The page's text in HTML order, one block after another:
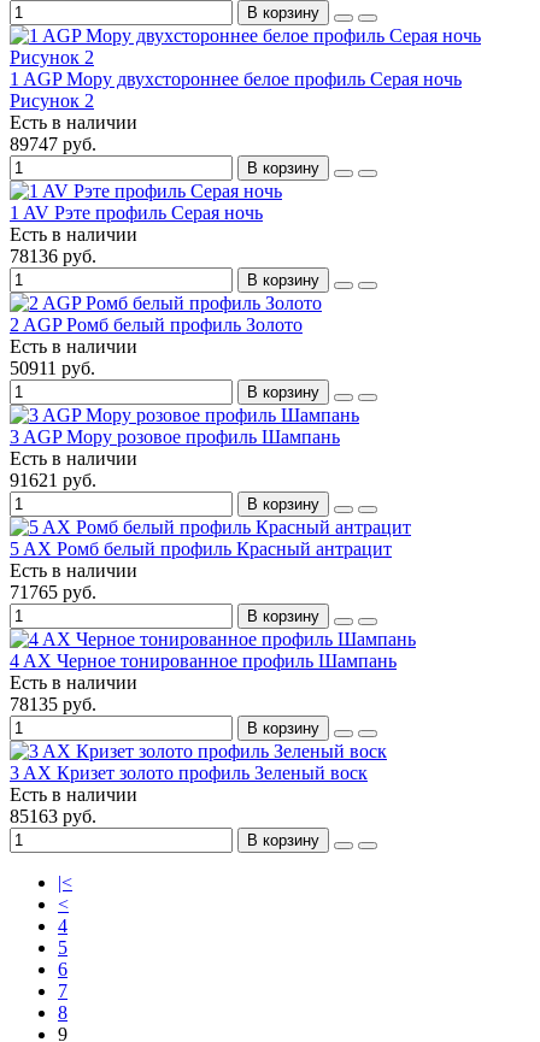
В корзину
1 AGP Мору двухстороннее белое профиль Серая ночь
Рисунок 2
Есть в наличии
89747 руб.
В корзину
1 AV Рэте профиль Серая ночь
Есть в наличии
78136 руб.
В корзину
2 AGP Ромб белый профиль Золото
Есть в наличии
50911 руб.
В корзину
3 AGP Мору розовое профиль Шампань
Есть в наличии
91621 руб.
В корзину
5 AX Ромб белый профиль Красный антрацит
Есть в наличии
71765 руб.
В корзину
4 AX Черное тонированное профиль Шампань
Есть в наличии
78135 руб.
В корзину
3 AX Кризет золото профиль Зеленый воск
Есть в наличии
85163 руб.
В корзину
|<
<
4
5
6
7
8
9